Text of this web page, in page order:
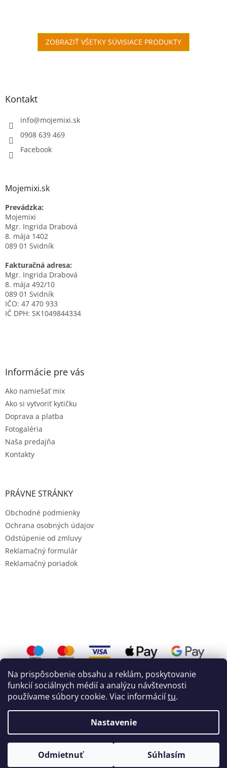
Na prispôsobenie obsahu a reklám, poskytovanie
funkcií sociálnych médií a analýzu návštevnosti
používame súbory cookie. Viac informáciítu.
Nastavenie
Odmietnuť Súhlasím
ZOBRAZIŤ VŠETKY SÚVISIACE PRODUKTY
Kontakt
info@mojemixi.sk
0908 639 469
Facebook
Mojemixi.sk
Prevádzka:
Mojemixi
Mgr. Ingrida Drabová
8. mája 1402
089 01 Svidník
Fakturačná adresa:
Mgr. Ingrida Drabová
8. mája 492/10
089 01 Svidník
IČO: 47 470 933
IČ DPH: SK1049844334
Informácie pre vás
Ako namiešať mix
Ako si vytvoriť kytičku
Doprava a platba
Fotogaléria
Naša predajňa
Kontakty
PRÁVNE STRÁNKY
Obchodné podmienky
Ochrana osobných údajov
Odstúpenie od zmluvy
Reklamačný formulár
Reklamačný poriadok
Mojemixi.sk
Upraviť nastavenie cookies